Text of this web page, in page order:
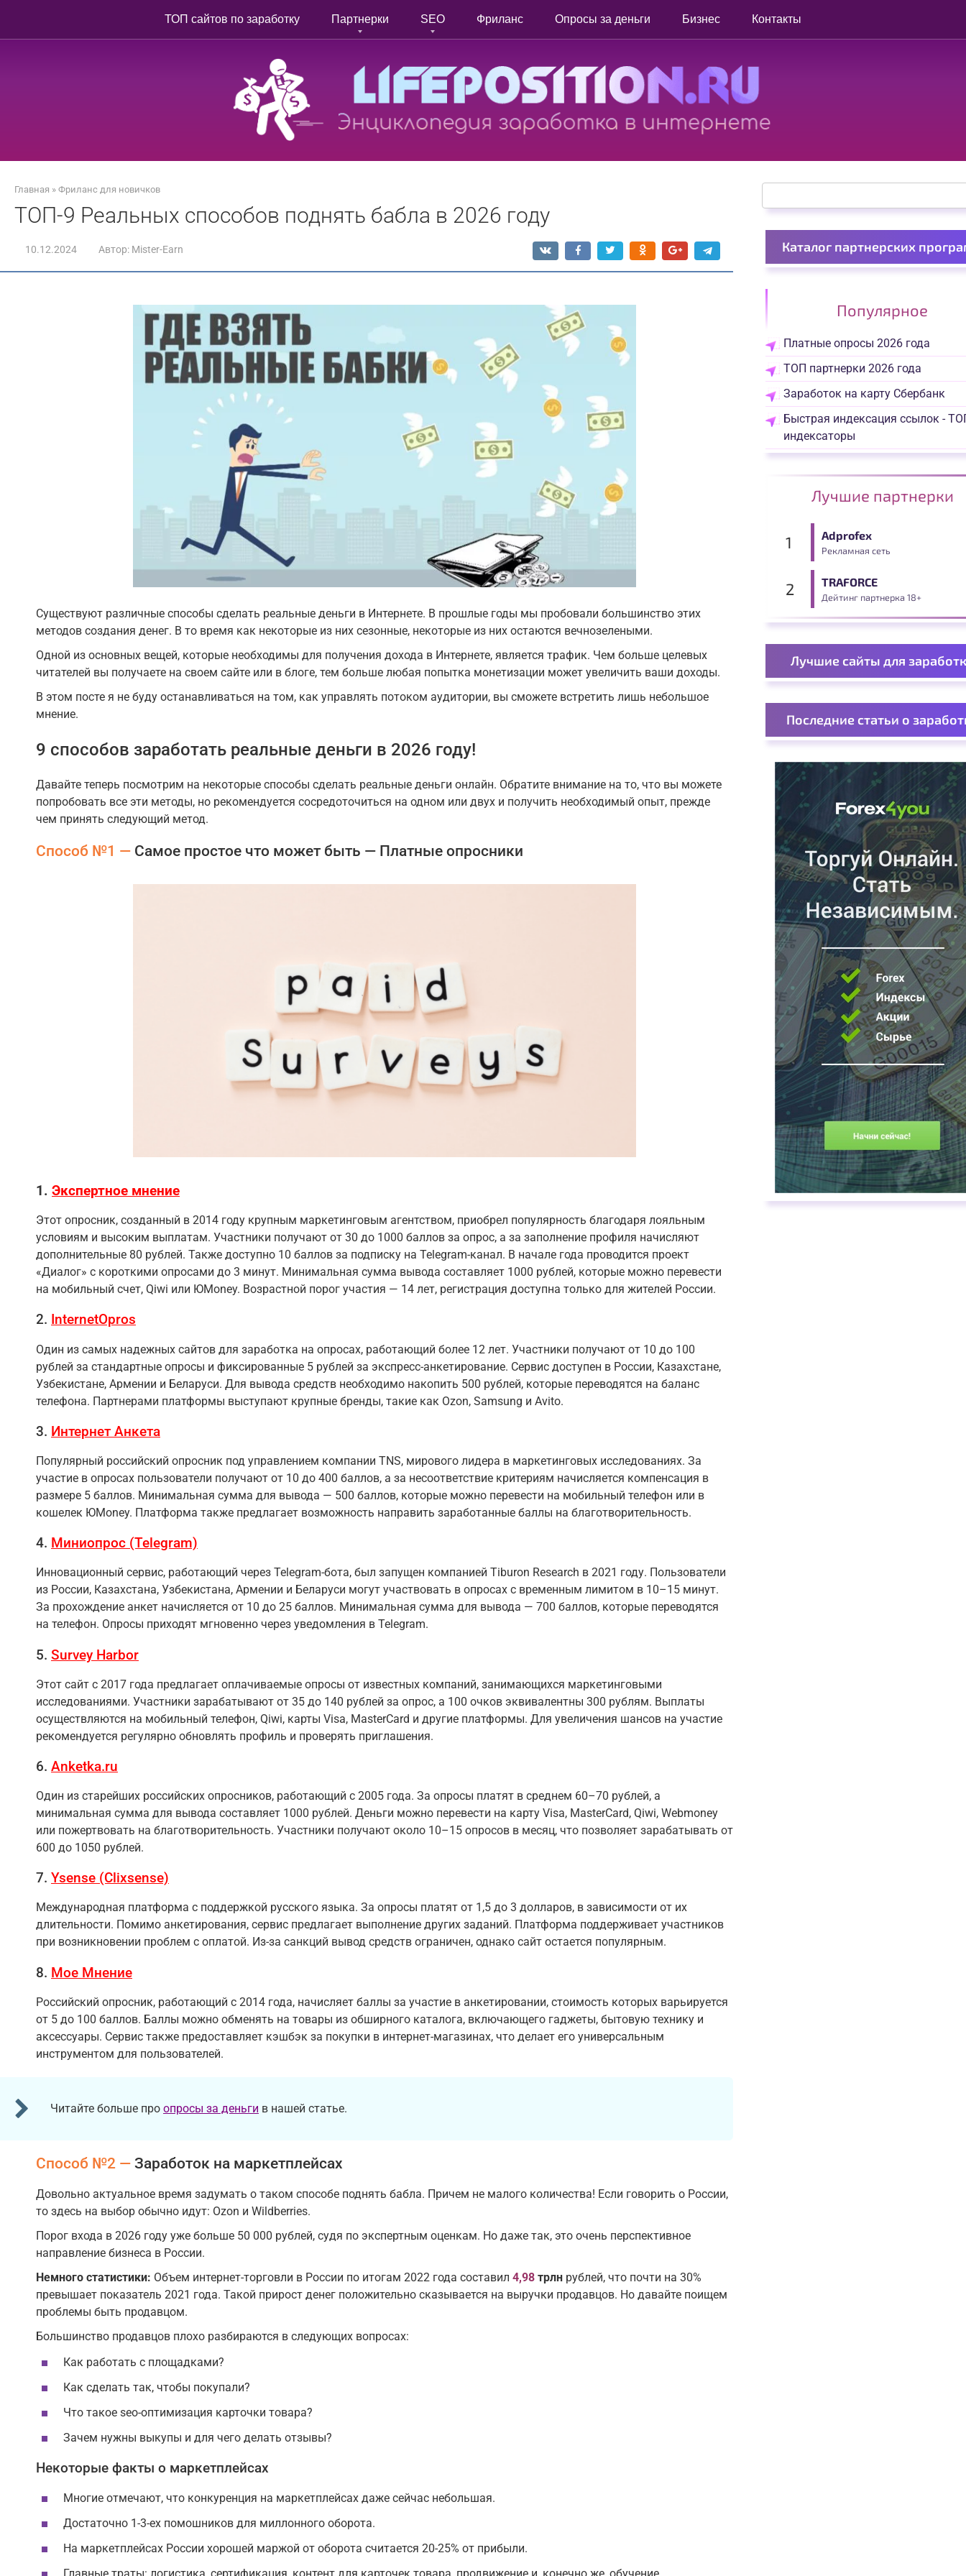
контенту
ТОП сайтов по заработку Партнерки SEO Фриланс Опросы за деньги Бизнес Контакты
Главная » Фриланс для новичков
ТОП-9 Реальных способов поднять бабла в 2026 году
10.12.2024 Автор: Mister-Earn
Существуют различные способы сделать реальные деньги в Интернете. В прошлые годы мы пробовали большинство этих
методов создания денег. В то время как некоторые из них сезонные, некоторые из них остаются вечнозелеными.
Одной из основных вещей, которые необходимы для получения дохода в Интернете, является трафик. Чем больше целевых
читателей вы получаете на своем сайте или в блоге, тем больше любая попытка монетизации может увеличить ваши доходы.
В этом посте я не буду останавливаться на том, как управлять потоком аудитории, вы сможете встретить лишь небольшое
мнение.
9 способов заработать реальные деньги в 2026 году!
Давайте теперь посмотрим на некоторые способы сделать реальные деньги онлайн. Обратите внимание на то, что вы можете
попробовать все эти методы, но рекомендуется сосредоточиться на одном или двух и получить необходимый опыт, прежде
чем принять следующий метод.
Способ №1 — Самое простое что может быть — Платные опросники
1. Экспертное мнение
Этот опросник, созданный в 2014 году крупным маркетинговым агентством, приобрел популярность благодаря лояльным
условиям и высоким выплатам. Участники получают от 30 до 1000 баллов за опрос, а за заполнение профиля начисляют
дополнительные 80 рублей. Также доступно 10 баллов за подписку на Telegram-канал. В начале года проводится проект
«Диалог» с короткими опросами до 3 минут. Минимальная сумма вывода составляет 1000 рублей, которые можно перевести
на мобильный счет, Qiwi или ЮMoney. Возрастной порог участия — 14 лет, регистрация доступна только для жителей России.
2. InternetOpros
Один из самых надежных сайтов для заработка на опросах, работающий более 12 лет. Участники получают от 10 до 100
рублей за стандартные опросы и фиксированные 5 рублей за экспресс-анкетирование. Сервис доступен в России, Казахстане,
Узбекистане, Армении и Беларуси. Для вывода средств необходимо накопить 500 рублей, которые переводятся на баланс
телефона. Партнерами платформы выступают крупные бренды, такие как Ozon, Samsung и Avito.
3. Интернет Анкета
Популярный российский опросник под управлением компании TNS, мирового лидера в маркетинговых исследованиях. За
участие в опросах пользователи получают от 10 до 400 баллов, а за несоответствие критериям начисляется компенсация в
размере 5 баллов. Минимальная сумма для вывода — 500 баллов, которые можно перевести на мобильный телефон или в
кошелек ЮMoney. Платформа также предлагает возможность направить заработанные баллы на благотворительность.
4. Миниопрос (Telegram)
Инновационный сервис, работающий через Telegram-бота, был запущен компанией Tiburon Research в 2021 году. Пользователи
из России, Казахстана, Узбекистана, Армении и Беларуси могут участвовать в опросах с временным лимитом в 10–15 минут.
За прохождение анкет начисляется от 10 до 25 баллов. Минимальная сумма для вывода — 700 баллов, которые переводятся
на телефон. Опросы приходят мгновенно через уведомления в Telegram.
5. Survey Harbor
Этот сайт с 2017 года предлагает оплачиваемые опросы от известных компаний, занимающихся маркетинговыми
исследованиями. Участники зарабатывают от 35 до 140 рублей за опрос, а 100 очков эквивалентны 300 рублям. Выплаты
осуществляются на мобильный телефон, Qiwi, карты Visa, MasterCard и другие платформы. Для увеличения шансов на участие
рекомендуется регулярно обновлять профиль и проверять приглашения.
6. Anketka.ru
Один из старейших российских опросников, работающий с 2005 года. За опросы платят в среднем 60–70 рублей, а
минимальная сумма для вывода составляет 1000 рублей. Деньги можно перевести на карту Visa, MasterCard, Qiwi, Webmoney
или пожертвовать на благотворительность. Участники получают около 10–15 опросов в месяц, что позволяет зарабатывать от
600 до 1050 рублей.
7. Ysense (Clixsense)
Международная платформа с поддержкой русского языка. За опросы платят от 1,5 до 3 долларов, в зависимости от их
длительности. Помимо анкетирования, сервис предлагает выполнение других заданий. Платформа поддерживает участников
при возникновении проблем с оплатой. Из-за санкций вывод средств ограничен, однако сайт остается популярным.
8. Мое Мнение
Российский опросник, работающий с 2014 года, начисляет баллы за участие в анкетировании, стоимость которых варьируется
от 5 до 100 баллов. Баллы можно обменять на товары из обширного каталога, включающего гаджеты, бытовую технику и
аксессуары. Сервис также предоставляет кэшбэк за покупки в интернет-магазинах, что делает его универсальным
инструментом для пользователей.
Читайте больше про опросы за деньги в нашей статье.
Способ №2 — Заработок на маркетплейсах
Довольно актуальное время задумать о таком способе поднять бабла. Причем не малого количества! Если говорить о России,
то здесь на выбор обычно идут: Ozon и Wildberries.
Порог входа в 2026 году уже больше 50 000 рублей, судя по экспертным оценкам. Но даже так, это очень перспективное
направление бизнеса в России.
Немного статистики: Объем интернет-торговли в России по итогам 2022 года составил 4,98 трлн рублей, что почти на 30%
превышает показатель 2021 года. Такой прирост денег положительно сказывается на выручки продавцов. Но давайте поищем
проблемы быть продавцом.
Большинство продавцов плохо разбираются в следующих вопросах:
Как работать с площадками?
Как сделать так, чтобы покупали?
Что такое seo-оптимизация карточки товара?
Зачем нужны выкупы и для чего делать отзывы?
Некоторые факты о маркетплейсах
Многие отмечают, что конкуренция на маркетплейсах даже сейчас небольшая.
Достаточно 1-3-ех помошников для миллонного оборота.
На маркетплейсах России хорошей маржой от оборота считается 20-25% от прибыли.
Каталог партнерских
Популярное
Платные опросы 2026 года
ТОП партнерки 2026 года
Заработок на карту Сбербанк
Быстрая индексация ссылок -
индексаторы
Лучшие партнерки
Adprofex
Рекламная сеть
TRAFORCE
Дейтинг партнерка 18+
Лучшие сайты для
Последние статьи о